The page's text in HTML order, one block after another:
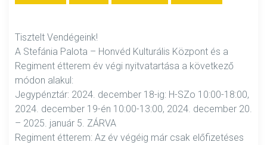
Tisztelt Vendégeink!
A Stefánia Palota – Honvéd Kulturális Központ és a
Regiment étterem év végi nyitvatartása a következő
módon alakul:
Jegypénztár: 2024. december 18-ig: H-SZo 10:00-18:00,
2024. december 19-én 10:00-13:00, 2024. december 20.
– 2025. január 5. ZÁRVA
Regiment étterem: Az év végéig már csak előfizetéses